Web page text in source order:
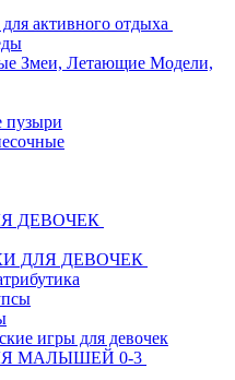
активного отдыха
Змеи, Летающие Модели,
ДЕВОЧЕК
ДЛЯ ДЕВОЧЕК
игры для девочек
МАЛЫШЕЙ 0-3